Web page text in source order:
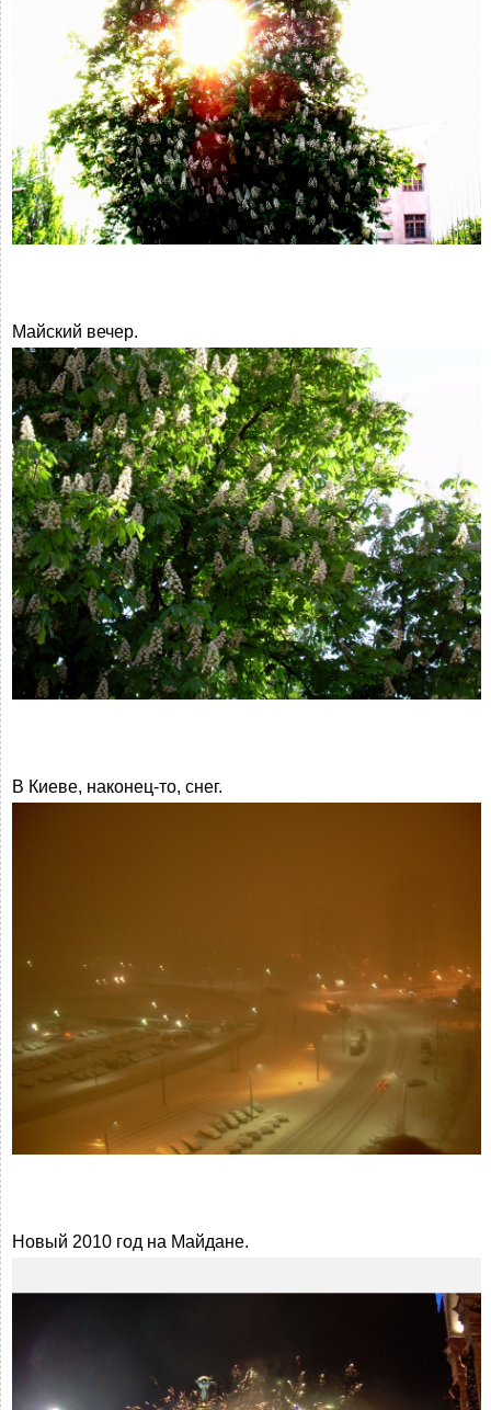
Майский вечер.
В Киеве, наконец-то, снег.
Новый 2010 год на Майдане.